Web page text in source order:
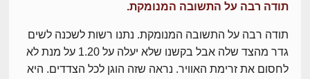
תודה רבה על התשובה המנומקת.
תודה רבה על התשובה המנומקת. נתנו רשות לשכנה לשים
גדר מהצד שלה אבל בקשנו שלא יעלה על 1.20 על מנת לא
לחסום את זרימת האוויר. נראה שזה הוגן לכל הצדדים. היא